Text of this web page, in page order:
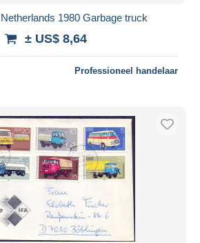
1980 Garbage truck
± US$ 8,64
Professioneel handelaar